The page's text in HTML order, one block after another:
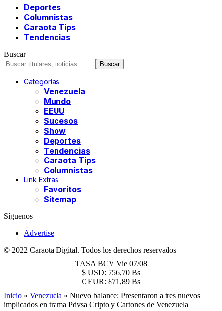
Deportes
Columnistas
Caraota Tips
Tendencias
Buscar
Categorías
Venezuela
Mundo
EEUU
Sucesos
Show
Deportes
Tendencias
Caraota Tips
Columnistas
Link Extras
Favoritos
Sitemap
Síguenos
Advertise
© 2022 Caraota Digital. Todos los derechos reservados
TASA BCV Vie 07/08
$ USD: 756,70 Bs
€ EUR: 871,89 Bs
Inicio » Venezuela » Nuevo balance: Presentaron a tres nuevos
implicados en trama Pdvsa Cripto y Cartones de Venezuela